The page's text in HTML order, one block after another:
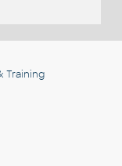
Training